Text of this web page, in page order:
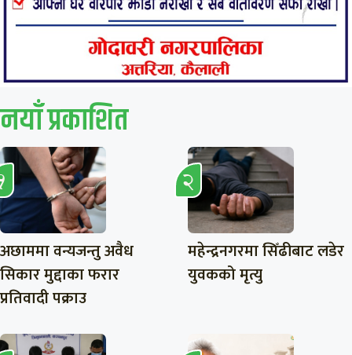
नयाँ प्रकाशित
अछाममा वन्यजन्तु अवैध
सिकार मुद्दाका फरार
प्रतिवादी पक्राउ
महेन्द्रनगरमा सिँढीबाट लडेर
युवकको मृत्यु